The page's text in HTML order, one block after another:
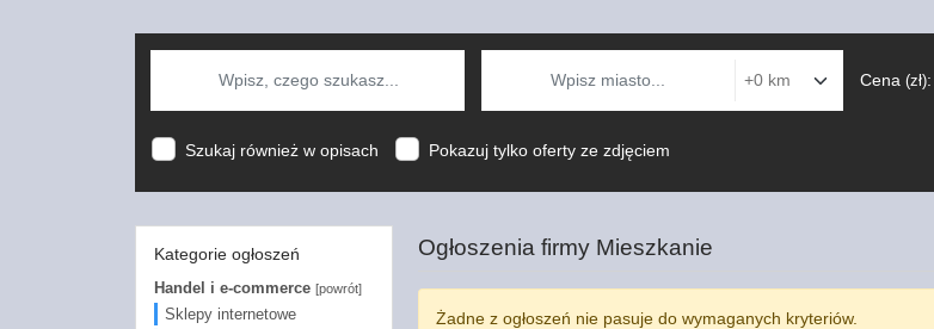
Cena (zł):
Szukaj również w opisach Pokazuj tylko oferty ze zdjęciem
Ogłoszenia firmy Mieszkanie
Żadne z ogłoszeń nie pasuje do wymaganych kryteriów.
Kategorie ogłoszeń
Handel i e-commerce [powrót]
Sklepy internetowe